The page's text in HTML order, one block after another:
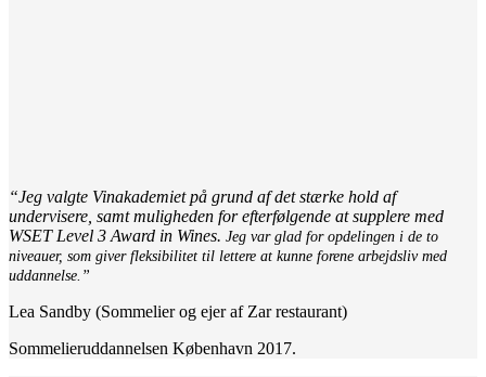
“Jeg valgte Vinakademiet på grund af det stærke hold af
undervisere, samt muligheden for efterfølgende at supplere med
WSET Level 3 Award in Wines. Jeg var glad for opdelingen i de to
niveauer, som giver fleksibilitet til lettere at kunne forene arbejdsliv med
uddannelse.”
Lea Sandby (Sommelier og ejer af Zar restaurant)
Sommelieruddannelsen København 2017.